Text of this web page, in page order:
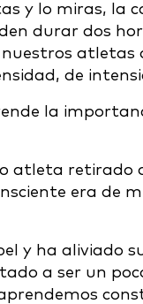
y lo miras, la
durar dos
atletas
de
la
atleta retirado
era de
y ha aliviado
a ser un